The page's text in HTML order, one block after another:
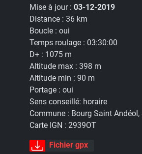
Mise à jour : 03-12-2019
Distance : 36 km
Boucle : oui
Temps roulage : 03:30:00
D+ : 1075 m
Altitude max : 398 m
Altitude min : 90 m
Portage : oui
Sens conseillé: horaire
Commune : Bourg Saint
Carte IGN : 2939OT
Fichier gpx